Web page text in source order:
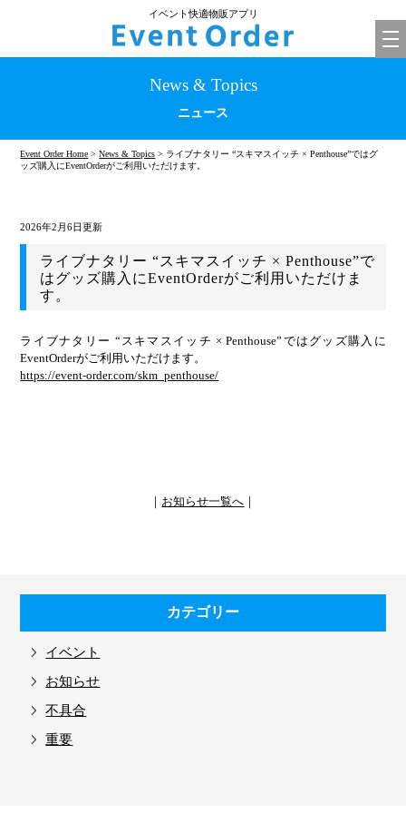
イベント快適物販アプリ
News & Topics
ニュース
Event Order Home >News & Topics > ライブナタリー “スキマスイッチ × Penthouse”ではグ
ッズ購入にEventOrderがご利用いただけます。
2026年2月6日更新
ライブナタリー “スキマスイッチ × Penthouse”で
はグッズ購入にEventOrderがご利用いただけま
す。
ライブナタリー “スキマスイッチ × Penthouse”ではグッズ購入に
EventOrderがご利用いただけます。
https://event-order.com/skm_penthouse/
｜ お知らせ一覧へ ｜
カテゴリー
イベント
お知らせ
不具合
重要